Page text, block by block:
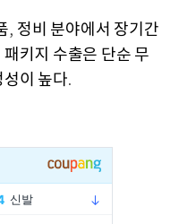
, 정비 분야에서 장기간
키지 수출은 단순 무
이 높다.